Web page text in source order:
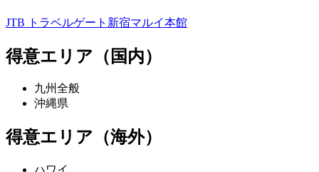
JTB トラベルゲート新宿マルイ本館
得意エリア（国内）
九州全般
沖縄県
得意エリア（海外）